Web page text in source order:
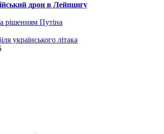
дрон в Лейпцигу
рішенням Путіна
українського літака